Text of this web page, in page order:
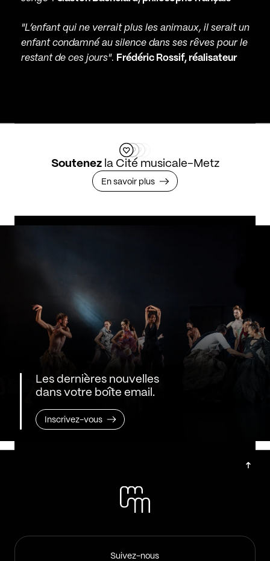
"L’enfant qui ne verrait plus les animaux, il serait un
enfant condamné au silence dans ses rêves pour le
restant de ces jours". Frédéric Rossif, réalisateur
Soutenezla Cité musicale-Metz
En savoir plus
Les dernières nouvelles
dans votre boîte email.
Inscrivez-vous
Suivez-nous